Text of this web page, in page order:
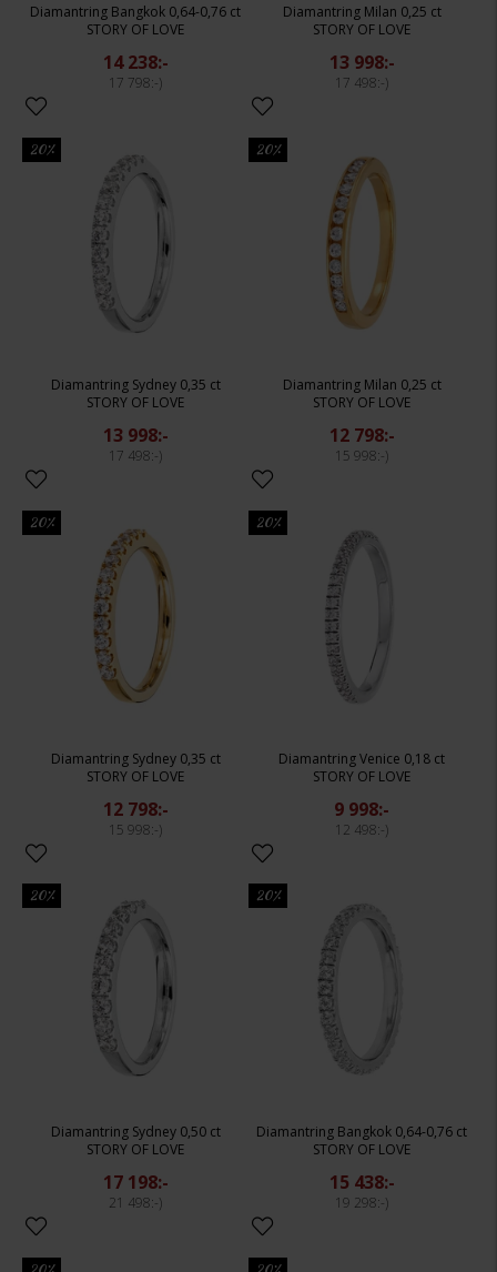
Diamantring Bangkok 0,64-0,76 ct
STORY OF LOVE
14 238:-
17 798:-
Diamantring Milan 0,25 ct
STORY OF LOVE
13 998:-
17 498:-
20%
Diamantring Sydney 0,35 ct
STORY OF LOVE
13 998:-
17 498:-
20%
Diamantring Milan 0,25 ct
STORY OF LOVE
12 798:-
15 998:-
20%
Diamantring Sydney 0,35 ct
STORY OF LOVE
12 798:-
15 998:-
20%
Diamantring Venice 0,18 ct
STORY OF LOVE
9 998:-
12 498:-
20%
Diamantring Sydney 0,50 ct
STORY OF LOVE
17 198:-
21 498:-
20%
Diamantring Bangkok 0,64-0,76 ct
STORY OF LOVE
15 438:-
19 298:-